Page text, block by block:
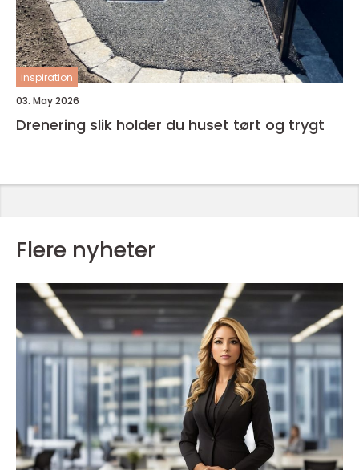
inspiration
03. May 2026
Drenering slik holder du huset tørt og trygt
Flere nyheter